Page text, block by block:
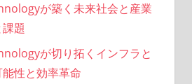
が築く未来社会と産業
題
が切り拓くインフラと
性と効率革命